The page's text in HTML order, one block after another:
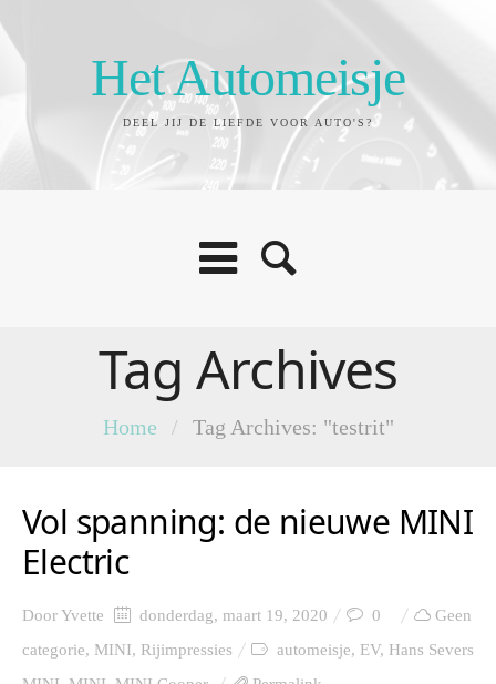
Het Automeisje
DEEL JIJ DE LIEFDE VOOR AUTO'S?
Tag Archives
Home / Tag Archives: "testrit"
Vol spanning: de nieuwe MINI
Electric
DoorYvette donderdag, maart 19, 2020 0
Geen
categorie, MINI, Rijimpressies automeisje, EV, Hans Severs